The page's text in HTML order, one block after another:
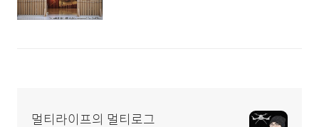
멀티라이프의 멀티로그